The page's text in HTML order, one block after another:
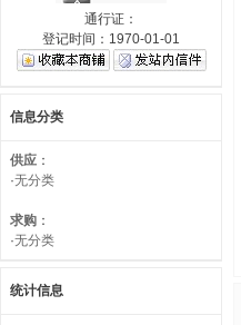
通行证：
登记时间：1970-01-01
信息分类
供应 ：
·无分类
求购 ：
·无分类
统计信息